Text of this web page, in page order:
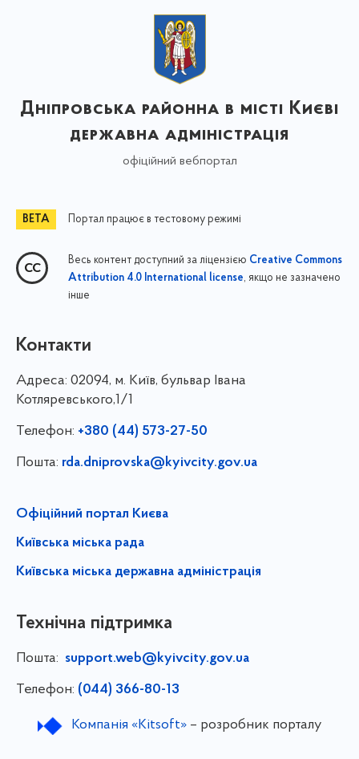
Дніпровська районна в місті Києві
державна адміністрація
офіційний вебпортал
Портал працює в тестовому режимі
Весь контент доступний за ліцензією Creative Commons
Attribution 4.0 International license, якщо не зазначено
інше
Контакти
Адреса: 02094, м. Київ, бульвар Івана
Котляревського,1/1
Телефон: +380 (44) 573-27-50
Пошта: rda.dniprovska@kyivcity.gov.ua
Офіційний портал Києва
Київська міська рада
Київська міська державна адміністрація
Технічна підтримка
Пошта: support.web@kyivcity.gov.ua
Телефон: (044) 366-80-13
Компанія «Kitsoft»– розробник порталу